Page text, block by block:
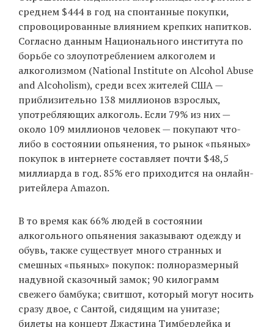
среднем $444 в год на спонтанные покупки,
спровоцированные влиянием крепких напитков.
Согласно данным Национального института по
борьбе со злоупотреблением алкоголем и
алкоголизмом (National Institute on Alcohol Abuse
and Alcoholism), среди всех жителей США —
приблизительно 138 миллионов взрослых,
употребляющих алкоголь. Если 79% из них —
около 109 миллионов человек — покупают что-
либо в состоянии опьянения, то рынок «пьяных»
покупок в интернете составляет почти $48,5
миллиарда в год. 85% его приходится на онлайн-
ритейлера Amazon.
В то время как 66% людей в состоянии
алкогольного опьянения заказывают одежду и
обувь, также существует много странных и
смешных «пьяных» покупок: полноразмерный
надувной сказочный замок; 90 килограмм
свежего бамбука; свитшот, который могут носить
сразу двое, с Сантой, сидящим на унитазе;
билеты на концерт Джастина Тимберлейка и